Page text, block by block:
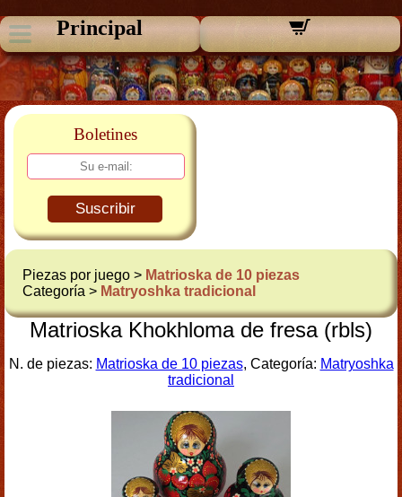
Principal
Boletines
Suscribir
Piezas por juego > Matrioska de 10 piezas
Categoría > Matryoshka tradicional
Matrioska Khokhloma de fresa (rbls)
N. de piezas: Matrioska de 10 piezas, Categoría: Matryoshka
tradicional